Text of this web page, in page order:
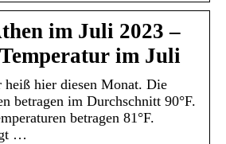
im Juli 2023 –
im Juli
hier diesen Monat. Die
betragen im Durchschnitt 90°F.
betragen 81°F.
…